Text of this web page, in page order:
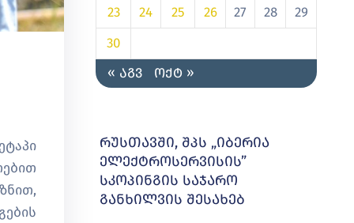
23
24 25 26 27 28
29
30
« აგვ
ოქტ »
რუსთავში, შპს „იბერია
ელექტროსერვისის”
სკოპინგის საჯარო
განხილვის შესახებ